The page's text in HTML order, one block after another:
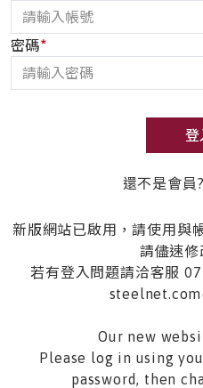
密碼*
登
還不是會員
新版網站已啟用，請使用與
請儘速修
若有登入問題請洽客服
Our new
Please log in using
password, then